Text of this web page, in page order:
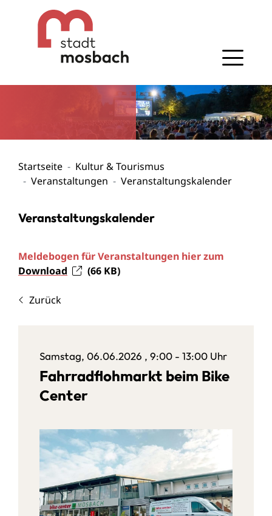
Gehe zum Navigationsbereich
Gehe zum Inhalt
Startseite
Kultur & Tourismus
Veranstaltungen
Veranstaltungskalender
Veranstaltungskalender
Meldebogen für Veranstaltungen hier zum
Download
(66 KB)
Zurück
Samstag, 06.06.2026 , 9:00 - 13:00 Uhr
Fahrradflohmarkt beim Bike
Center